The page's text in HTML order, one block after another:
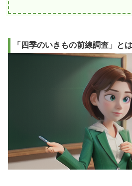
「四季のいきもの前線調査」と